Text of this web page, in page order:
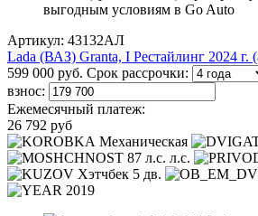
Артикул: 43132АЛ
Lada (ВАЗ) Granta, I Рестайлинг 2024 г.
599 000 руб. Срок рассрочки:
взнос:
Ежемесячный платеж:
26 792 руб
Механическая
87 л.с. л.с.
Хэтчбек 5 дв.
2019